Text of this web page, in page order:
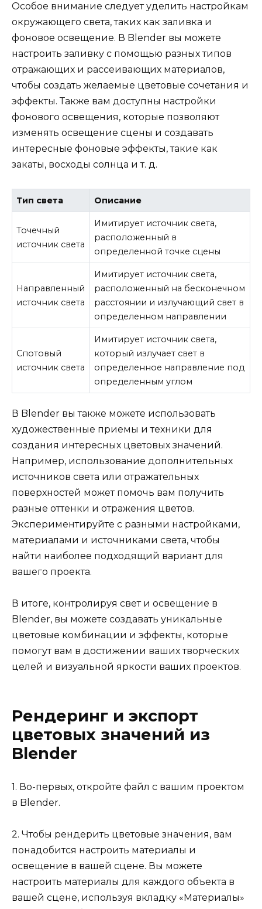
Особое внимание следует уделить настройкам
окружающего света, таких как заливка и
фоновое освещение. В Blender вы можете
настроить заливку с помощью разных типов
отражающих и рассеивающих материалов,
чтобы создать желаемые цветовые сочетания и
эффекты. Также вам доступны настройки
фонового освещения, которые позволяют
изменять освещение сцены и создавать
интересные фоновые эффекты, такие как
закаты, восходы солнца и т. д.
Тип света Описание
Точечный
источник света
Имитирует источник света,
расположенный в
определенной точке сцены
Направленный
источник света
Имитирует источник света,
расположенный на бесконечном
расстоянии и излучающий свет в
определенном направлении
Спотовый
источник света
Имитирует источник света,
который излучает свет в
определенное направление под
определенным углом
В Blender вы также можете использовать
художественные приемы и техники для
создания интересных цветовых значений.
Например, использование дополнительных
источников света или отражательных
поверхностей может помочь вам получить
разные оттенки и отражения цветов.
Экспериментируйте с разными настройками,
материалами и источниками света, чтобы
найти наиболее подходящий вариант для
вашего проекта.
В итоге, контролируя свет и освещение в
Blender, вы можете создавать уникальные
цветовые комбинации и эффекты, которые
помогут вам в достижении ваших творческих
целей и визуальной яркости ваших проектов.
Рендеринг и экспорт
цветовых значений из
Blender
1. Во-первых, откройте файл с вашим проектом
в Blender.
2. Чтобы рендерить цветовые значения, вам
понадобится настроить материалы и
освещение в вашей сцене. Вы можете
настроить материалы для каждого объекта в
вашей сцене, используя вкладку «Материалы»